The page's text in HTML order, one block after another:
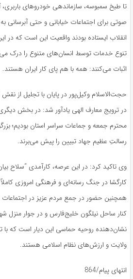
تا طبخ سمبوسه، سازماندهی خودروهای
صوتی برای اجتماعات خیابانی و حتی آبرسانی
انقلاب ایستاده بودند واقعیت این است که در
تنوع خدمات توسط انسان‌های متنوع را درک
اثبات می‌کنند: همه با هم پای کار ایران هستند.
حجت‌الاسلام وکیل‌پور در پایان با تجلیل از
در ترویج معارف الهی یادآور شد: در بخش
محترم جمعه و جماعات سراسر استان بودیم؛
رسالتِ عظیم جهاد تبیین را پیش می‌برند.
وی تاکید کرد: در این عرصه، کارآمدی “سلاح
کارگشا در جنگ رسانه‌ای و فرهنگی امروزی
همچنین حضور در جمع مردم عزیز در اجتماعات
کنار ساحل نیلگون خلیج‌فارس و در جوار منزل
نشان‌دهنده روحیه حماسی این دیار است که با
ولایت و ارزش‌های نظام اسلامی هستند.
انتهای پیام/864